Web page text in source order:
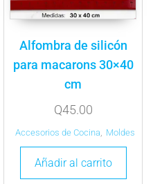
Alfombra de silicón
para macarons 30×40
cm
Q45.00
Accesorios de Cocina Moldes
Añadir al carrito